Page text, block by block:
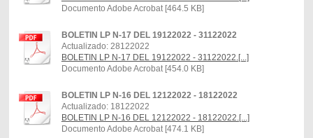
Documento Adobe Acrobat [464.5 KB]
BOLETIN LP N-17 DEL 19122022 - 31122022
Actualizado: 28122022
BOLETIN LP N-17 DEL 19122022 - 31122022.[...]
Documento Adobe Acrobat [454.0 KB]
BOLETIN LP N-16 DEL 12122022 - 18122022
Actualizado: 18122022
BOLETIN LP N-16 DEL 12122022 - 18122022.[...]
Documento Adobe Acrobat [474.1 KB]